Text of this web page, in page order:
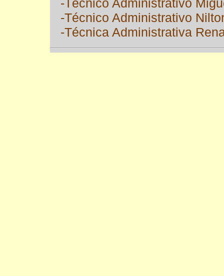
-Técnico Administrativo
-Técnico Administrativo
-Técnica Administrativa